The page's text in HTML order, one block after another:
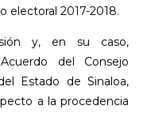
electoral 2017-2018.
y, en su caso,
del Consejo
Estado de Sinaloa,
a la procedencia